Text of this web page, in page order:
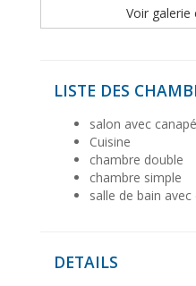
Voir galerie
LISTE DES
salon avec
Cuisine
chambre double
chambre simple
salle de bain avec
DETAILS